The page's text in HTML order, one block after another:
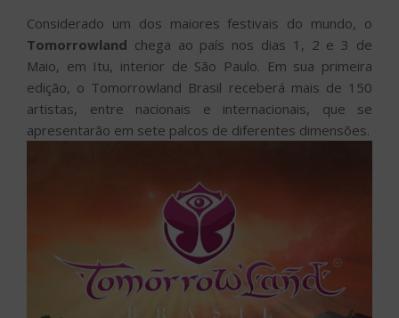
Considerado um dos maiores festivais do mundo, o
Tomorrowland chega ao país nos dias 1, 2 e 3 de
Maio, em Itu, interior de São Paulo. Em sua primeira
edição, o Tomorrowland Brasil receberá mais de 150
artistas, entre nacionais e internacionais, que se
apresentarão em sete palcos de diferentes dimensões.